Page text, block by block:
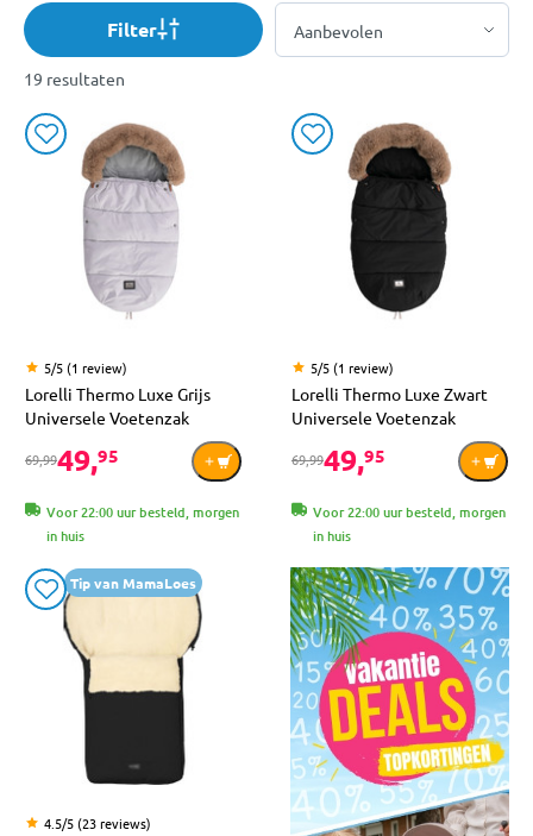
Filter
19 resultaten
5/5 (1 review)
Lorelli Thermo Luxe Grijs
Universele Voetenzak
69,9949,95
Voor 22:00 uur besteld, morgen
in huis
5/5 (1 review)
Lorelli Thermo Luxe Zwart
Universele Voetenzak
69,9949,95
Voor 22:00 uur besteld, morgen
in huis
Tip van MamaLoes
4.5/5 (23 reviews)